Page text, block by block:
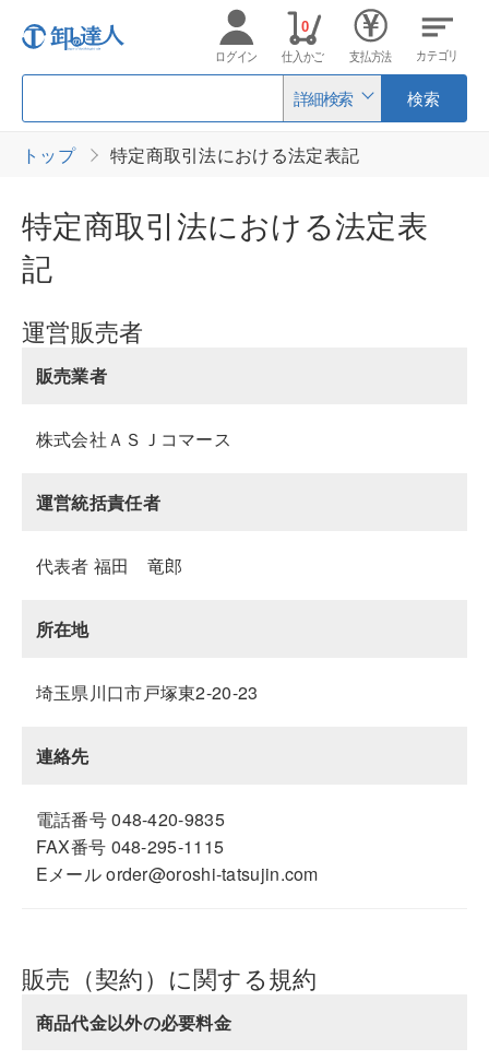
詳細検索 検索
ログイン 仕入かご
0
支払方法 カテゴリ
トップ 特定商取引法における法定表記
特定商取引法における法定表
記
運営販売者
販売業者
株式会社ＡＳＪコマース
運営統括責任者
代表者 福田 竜郎
所在地
埼玉県川口市戸塚東2-20-23
連絡先
電話番号 048-420-9835
FAX番号 048-295-1115
Eメール order@oroshi-tatsujin.com
販売（契約）に関する規約
商品代金以外の必要料金